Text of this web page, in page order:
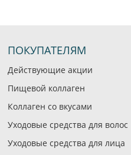
ПОКУПАТЕЛЯМ
Действующие акции
Пищевой коллаген
Коллаген со вкусами
Уходовые средства для волос
Уходовые средства для лица